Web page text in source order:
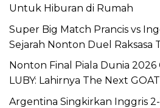
Untuk Hiburan di Rumah
Super Big Match Prancis vs
Sejarah Nonton Duel Raksasa
Nonton Final Piala Dunia 2026
LUBY: Lahirnya The Next
Argentina Singkirkan Inggris